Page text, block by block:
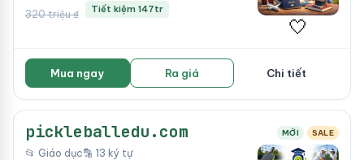
320 triệu ₫ Tiết kiệm 147tr
🤍
Mua ngay Ra giá Chi tiết
pickleballedu.com MỚI SALE
📂 Giáo dục🔡 13 ký tự